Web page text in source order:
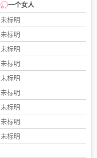
一个女人
未标明
未标明
未标明
未标明
未标明
未标明
未标明
未标明
未标明